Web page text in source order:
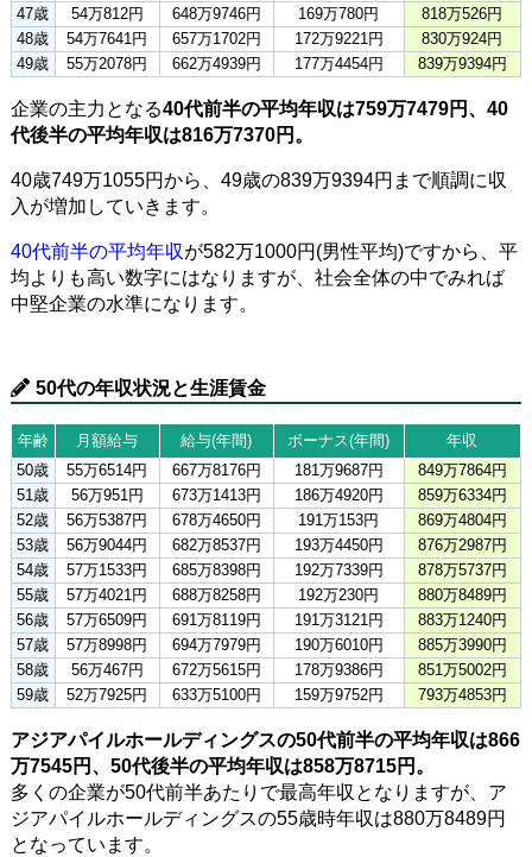
47歳
54万812円 648万9746円 169万780円
818万526円
48歳
54万7641円 657万1702円 172万9221円
830万924円
49歳
55万2078円 662万4939円 177万4454円 839万9394円
企業の主力となる40代前半の平均年収は759万7479円、40
代後半の平均年収は816万7370円。
40歳749万1055円から、49歳の839万9394円まで順調に収
入が増加していきます。
40代前半の平均年収が582万1000円(男性平均)ですから、平
均よりも高い数字にはなりますが、社会全体の中でみれば
中堅企業の水準になります。
50代の年収状況と生涯賃金
年齢 月額給与 給与(年間) ボーナス(年間)
年収
50歳
55万6514円 667万8176円 181万9687円
849万7864円
51歳
56万951円 673万1413円 186万4920円
859万6334円
52歳
56万5387円 678万4650円 191万153円
869万4804円
53歳
56万9044円 682万8537円 193万4450円
876万2987円
54歳
57万1533円 685万8398円 192万7339円
878万5737円
55歳
57万4021円 688万8258円 192万230円
880万8489円
56歳
57万6509円 691万8119円 191万3121円
883万1240円
57歳
57万8998円 694万7979円 190万6010円
885万3990円
58歳
56万467円 672万5615円 178万9386円
851万5002円
59歳
52万7925円 633万5100円 159万9752円 793万4853円
アジアパイルホールディングスの50代前半の平均年収は866
万7545円、50代後半の平均年収は858万8715円。
多くの企業が50代前半あたりで最高年収となりますが、ア
ジアパイルホールディングスの55歳時年収は880万8489円
となっています。